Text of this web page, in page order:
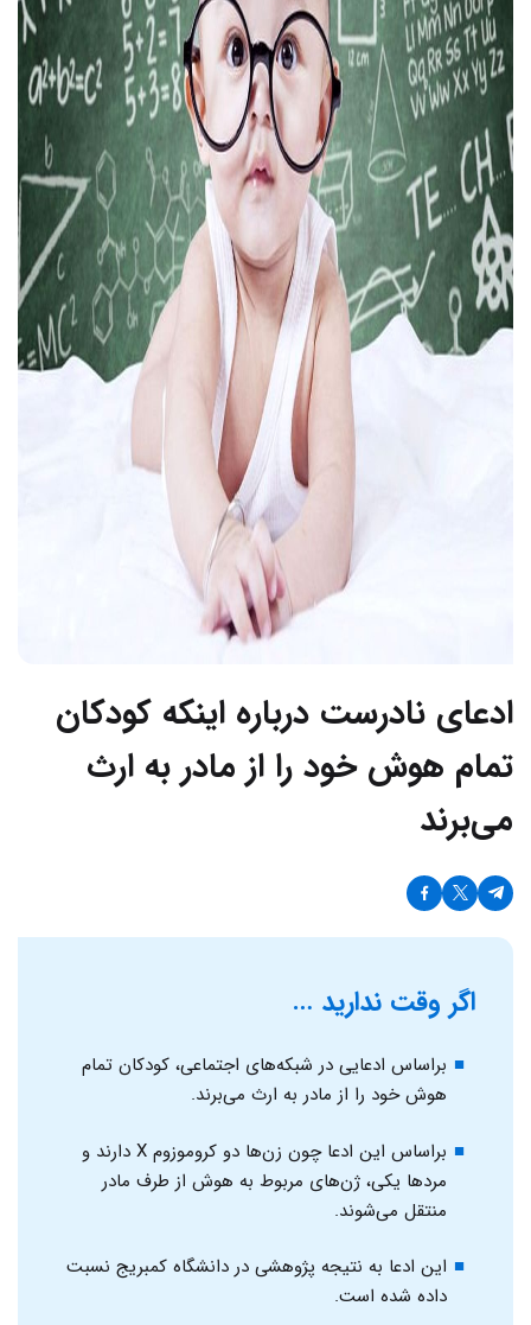
ادعای نادرست درباره اینکه کودکان
تمام هوش خود را از مادر به ارث
می‌برند
اگر وقت ندارید …
براساس ادعایی در شبکه‌های اجتماعی، کودکان تمام
هوش خود را از مادر به ارث می‌برند.
براساس این ادعا چون زن‌ها دو کروموزوم X دارند و
مردها یکی، ژن‌های مربوط به هوش از طرف مادر
منتقل می‌شوند.
این ادعا به نتیجه‌ پژوهشی در دانشگاه کمبریج نسبت
داده شده است.